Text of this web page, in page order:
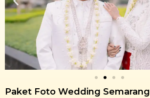
Paket Foto Wedding Semarang